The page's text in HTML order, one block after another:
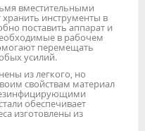
вместительными
инструменты в
поставить аппарат и
в рабочем
перемещать
усилий.
из легкого, но
свойствам материал
обеспечивает
изготовлены из